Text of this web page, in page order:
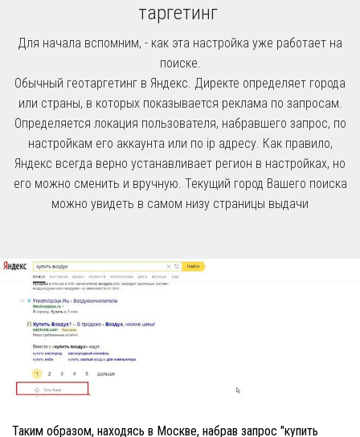
таргетинг
Для начала вспомним, - как эта настройка уже работает на
поиске.
Обычный геотаргетинг в Яндекс. Директе определяет города
или страны, в которых показывается реклама по запросам.
Определяется локация пользователя, набравшего запрос, по
настройкам его аккаунта или по ip адресу. Как правило,
Яндекс всегда верно устанавливает регион в настройках, но
его можно сменить и вручную. Текущий город Вашего поиска
можно увидеть в самом низу страницы выдачи
Таким образом, находясь в Москве, набрав запрос "купить